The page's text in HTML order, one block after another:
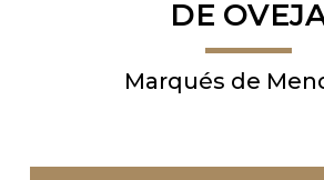
DE
Marqués de